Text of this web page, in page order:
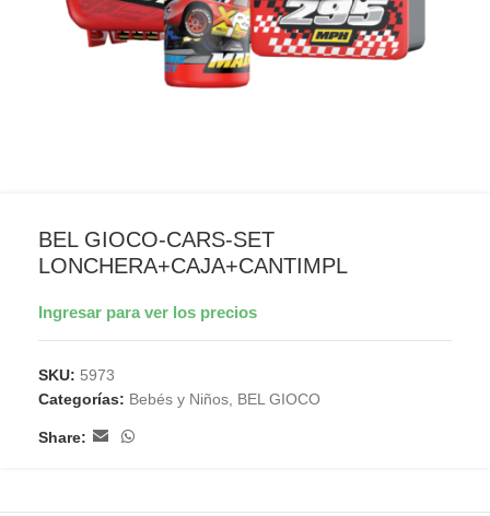
BEL GIOCO-CARS-SET
LONCHERA+CAJA+CANTIMPL
Ingresar para ver los precios
SKU: 5973
Categorías: Bebés y Niños BEL GIOCO
Share: